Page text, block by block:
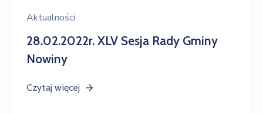
Aktualności
28.02.2022r. XLV Sesja Rady Gminy
Nowiny
Czytaj więcej